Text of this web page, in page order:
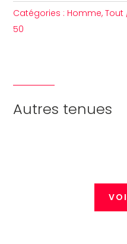
Catégories : Homme,Tout
50
Autres tenues